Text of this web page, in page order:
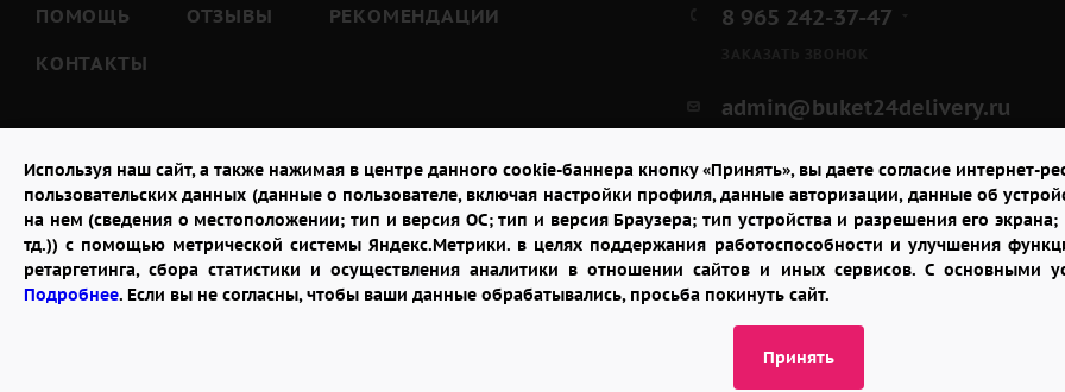
Используя наш сайт, а также нажимая в центре данного cookie-баннера кнопку «Принять», вы даете согласие интернет-
пользовательских данных (данные о пользователе, включая настройки профиля, данные авторизации, данные об
на нем (сведения о местоположении; тип и версия ОС; тип и версия Браузера; тип устройства и разрешения его
тд.)) с помощью метрической системы Яндекс.Метрики. в целях поддержания работоспособности и улучшения
ретаргетинга, сбора статистики и осуществления аналитики в отношении сайтов и иных сервисов. С основными
Подробнее. Если вы не согласны, чтобы ваши данные обрабатывались, просьба покинуть сайт.
Принять
ПОМОЩЬ ОТЗЫВЫ
РЕКОМЕНДАЦИИ
КОНТАКТЫ
8 965 242-37-47
admin@buket24delivery.ru
пл. Киевского Вокзала 2,
ТЦ «Европейский»
2026 © "Доставка цветов в Москве"